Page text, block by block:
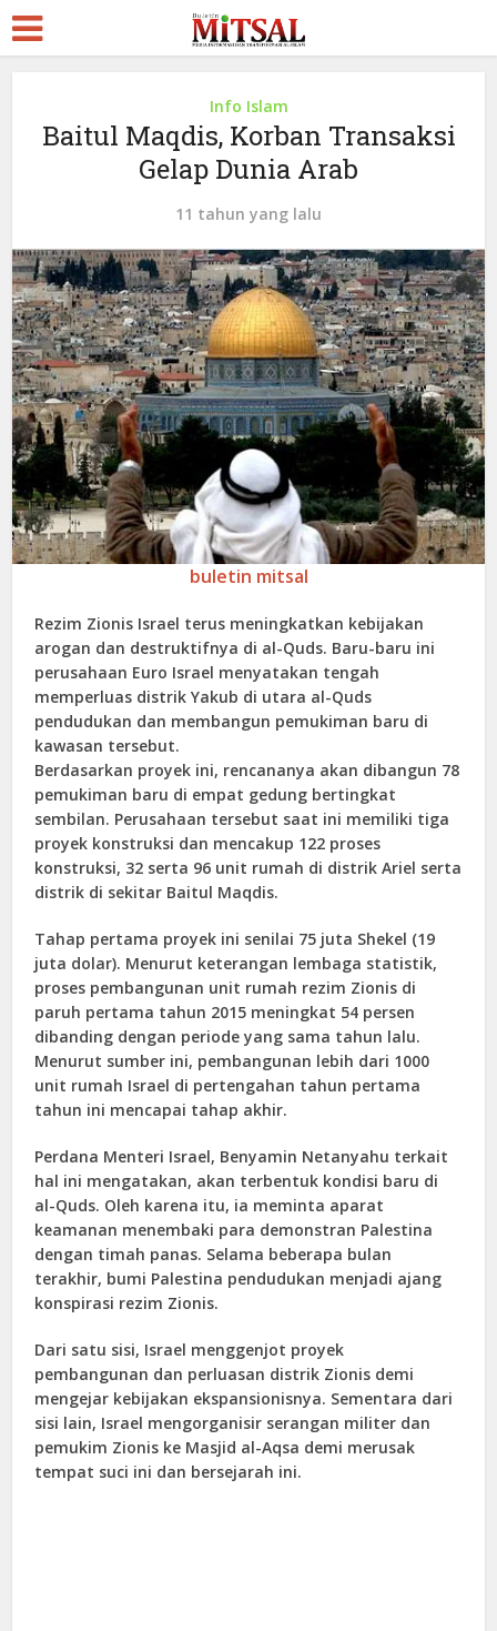
Info Islam
Baitul Maqdis, Korban Transaksi
Gelap Dunia Arab
11 tahun yang lalu
buletin mitsal
Rezim Zionis Israel terus meningkatkan kebijakan
arogan dan destruktifnya di al-Quds. Baru-baru ini
perusahaan Euro Israel menyatakan tengah
memperluas distrik Yakub di utara al-Quds
pendudukan dan membangun pemukiman baru di
kawasan tersebut.
Berdasarkan proyek ini, rencananya akan dibangun 78
pemukiman baru di empat gedung bertingkat
sembilan. Perusahaan tersebut saat ini memiliki tiga
proyek konstruksi dan mencakup 122 proses
konstruksi, 32 serta 96 unit rumah di distrik Ariel serta
distrik di sekitar Baitul Maqdis.
Tahap pertama proyek ini senilai 75 juta Shekel (19
juta dolar). Menurut keterangan lembaga statistik,
proses pembangunan unit rumah rezim Zionis di
paruh pertama tahun 2015 meningkat 54 persen
dibanding dengan periode yang sama tahun lalu.
Menurut sumber ini, pembangunan lebih dari 1000
unit rumah Israel di pertengahan tahun pertama
tahun ini mencapai tahap akhir.
Perdana Menteri Israel, Benyamin Netanyahu terkait
hal ini mengatakan, akan terbentuk kondisi baru di
al-Quds. Oleh karena itu, ia meminta aparat
keamanan menembaki para demonstran Palestina
dengan timah panas. Selama beberapa bulan
terakhir, bumi Palestina pendudukan menjadi ajang
konspirasi rezim Zionis.
Dari satu sisi, Israel menggenjot proyek
pembangunan dan perluasan distrik Zionis demi
mengejar kebijakan ekspansionisnya. Sementara dari
sisi lain, Israel mengorganisir serangan militer dan
pemukim Zionis ke Masjid al-Aqsa demi merusak
tempat suci ini dan bersejarah ini.